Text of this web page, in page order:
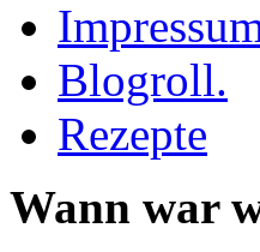
Blogroll.
Rezepte
Wann war